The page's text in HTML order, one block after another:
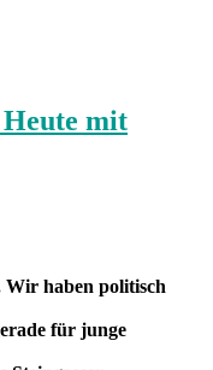
mit
Wir haben politisch
für junge